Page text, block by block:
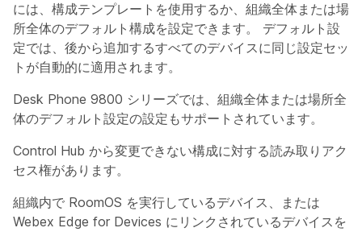
には、構成テンプレートを使用するか、組織全体または場
所全体のデフォルト構成を設定できます。 デフォルト設
定では、後から追加するすべてのデバイスに同じ設定セッ
トが自動的に適用されます。
Desk Phone 9800 シリーズでは、組織全体または場所全
体のデフォルト設定の設定もサポートされています。
Control Hub から変更できない構成に対する読み取りアク
セス権があります。
組織内で RoomOS を実行しているデバイス、または
Webex Edge for Devices にリンクされているデバイスを